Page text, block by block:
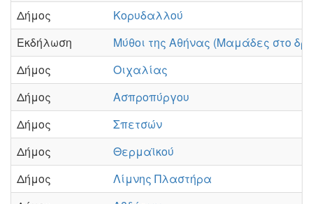
Δήμος
Κορυδαλλού
Εκδήλωση
Μύθοι της Αθήνας (Μαμάδες στο
Δήμος
Οιχαλίας
Δήμος
Ασπροπύργου
Δήμος
Σπετσών
Δήμος
Θερμαϊκού
Δήμος
Λίμνης Πλαστήρα